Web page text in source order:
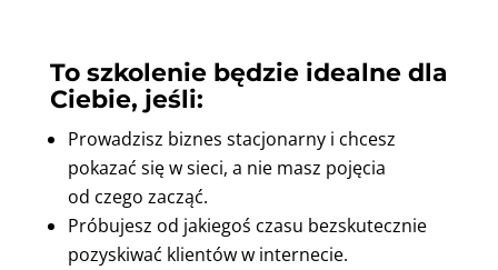
To szkolenie będzie idealne dla
Ciebie, jeśli:
Prowadzisz biznes stacjonarny i chcesz
pokazać się w sieci, a nie masz pojęcia
od czego zacząć.
Próbujesz od jakiegoś czasu bezskutecznie
pozyskiwać klientów w internecie.